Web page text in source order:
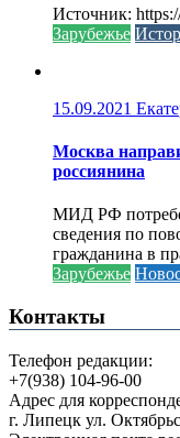
Источник:
Зарубежье
15.09.2021
Москва
россиянина
МИД РФ
сведения по
гражданина в
Зарубежье
Контакты
Телефон редакции:
+7(938) 104-96-00
Адрес для
г. Липецк ул.